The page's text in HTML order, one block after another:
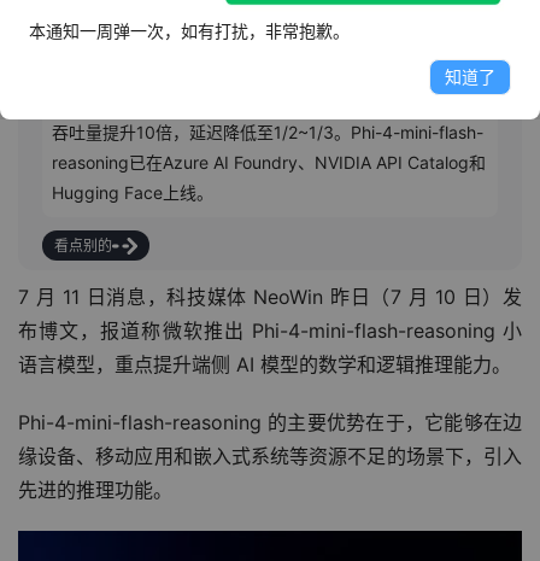
7月10日，微软推出Phi-4-mini-flash-reasoning小语言模
型，旨在提升端侧AI的数学和逻辑推理能力。该模型采用
创新的SambaY架构和GMU组件，能在资源受限场景下高
效推理，快速生成答案和完成任务。相比其他Phi模型，其
吞吐量提升10倍，延迟降低至1/2~1/3。Phi-4-mini-flash-
reasoning已在Azure AI Foundry、NVIDIA API Catalog和
Hugging Face上线。
看点别的
7 月 11 日消息，科技媒体 NeoWin 昨日（7 月 10 日）发
布博文，报道称微软推出 Phi-4-mini-flash-reasoning 小
语言模型，重点提升端侧 AI 模型的数学和逻辑推理能力。
Phi-4-mini-flash-reasoning 的主要优势在于，它能够在边
缘设备、移动应用和嵌入式系统等资源不足的场景下，引入
先进的推理功能。
本通知一周弹一次，如有打扰，非常抱歉。
知道了